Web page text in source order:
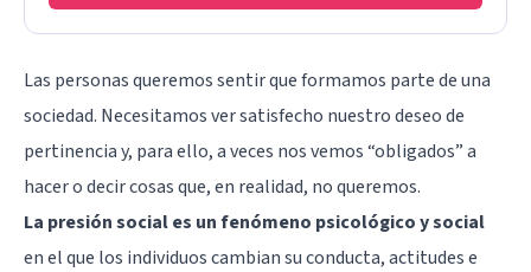
Las personas queremos sentir que formamos parte de una
sociedad. Necesitamos ver satisfecho nuestro deseo de
pertinencia y, para ello, a veces nos vemos “obligados” a
hacer o decir cosas que, en realidad, no queremos.
La presión social es un fenómeno psicológico y social
en el que los individuos cambian su conducta, actitudes e